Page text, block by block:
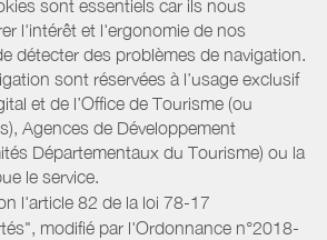
sont essentiels car ils nous
l'intérêt et l'ergonomie de nos
détecter des problèmes de navigation.
sont réservées à l’usage exclusif
et de l’Office de Tourisme (ou
Agences de Développement
Départementaux du Tourisme) ou la
le service.
l'article 82 de la loi 78-17
modifié par l'Ordonnance n°2018-